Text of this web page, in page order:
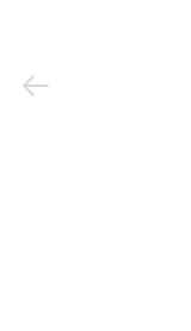
Previous